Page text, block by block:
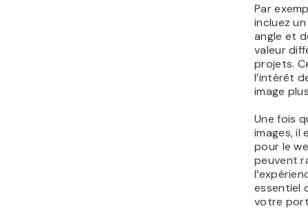
Par
incluez
angle et
valeur
projets.
l’intérêt
image
Une fois
images, il
pour le
peuvent
essentiel
votre